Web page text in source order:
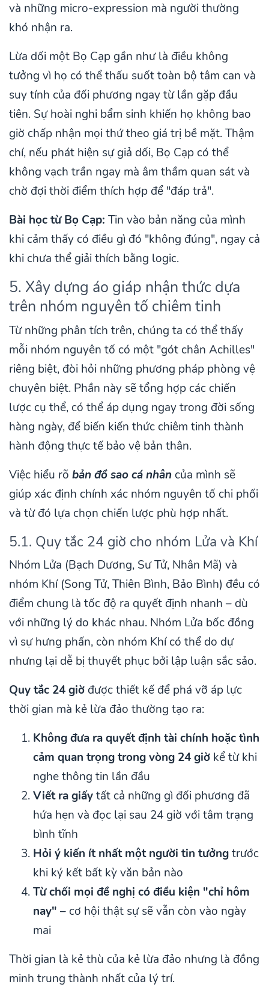
và những micro-expression mà người thường
khó nhận ra.
Lừa dối một Bọ Cạp gần như là điều không
tưởng vì họ có thể thấu suốt toàn bộ tâm can và
suy tính của đối phương ngay từ lần gặp đầu
tiên. Sự hoài nghi bẩm sinh khiến họ không bao
giờ chấp nhận mọi thứ theo giá trị bề mặt. Thậm
chí, nếu phát hiện sự giả dối, Bọ Cạp có thể
không vạch trần ngay mà âm thầm quan sát và
chờ đợi thời điểm thích hợp để "đáp trả".
Bài học từ Bọ Cạp: Tin vào bản năng của mình
khi cảm thấy có điều gì đó "không đúng", ngay cả
khi chưa thể giải thích bằng logic.
5. Xây dựng áo giáp nhận thức dựa
trên nhóm nguyên tố chiêm tinh
Từ những phân tích trên, chúng ta có thể thấy
mỗi nhóm nguyên tố có một "gót chân Achilles"
riêng biệt, đòi hỏi những phương pháp phòng vệ
chuyên biệt. Phần này sẽ tổng hợp các chiến
lược cụ thể, có thể áp dụng ngay trong đời sống
hàng ngày, để biến kiến thức chiêm tinh thành
hành động thực tế bảo vệ bản thân.
Việc hiểu rõ bản đồ sao cá nhân của mình sẽ
giúp xác định chính xác nhóm nguyên tố chi phối
và từ đó lựa chọn chiến lược phù hợp nhất.
5.1. Quy tắc 24 giờ cho nhóm Lửa và Khí
Nhóm Lửa (Bạch Dương, Sư Tử, Nhân Mã) và
nhóm Khí (Song Tử, Thiên Bình, Bảo Bình) đều có
điểm chung là tốc độ ra quyết định nhanh – dù
với những lý do khác nhau. Nhóm Lửa bốc đồng
vì sự hưng phấn, còn nhóm Khí có thể do dự
nhưng lại dễ bị thuyết phục bởi lập luận sắc sảo.
Quy tắc 24 giờ được thiết kế để phá vỡ áp lực
thời gian mà kẻ lừa đảo thường tạo ra:
Không đưa ra quyết định tài chính hoặc tình
cảm quan trọng trong vòng 24 giờ kể từ khi
nghe thông tin lần đầu
Viết ra giấytất cả những gì đối phương đã
hứa hẹn và đọc lại sau 24 giờ với tâm trạng
bình tĩnh
Hỏi ý kiến ít nhất một người tin tưởngtrước
khi ký kết bất kỳ văn bản nào
Từ chối mọi đề nghị có điều kiện "chỉ hôm
nay" – cơ hội thật sự sẽ vẫn còn vào ngày
mai
Thời gian là kẻ thù của kẻ lừa đảo nhưng là đồng
minh trung thành nhất của lý trí.